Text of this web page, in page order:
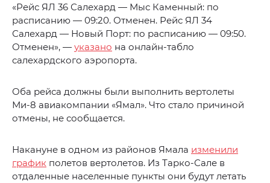
«Рейс ЯЛ 36 Салехард — Мыс Каменный: по
расписанию — 09:20. Отменен. Рейс ЯЛ 34
Салехард — Новый Порт: по расписанию — 09:50.
Отменен», — указано на онлайн-табло
салехардского аэропорта.
Оба рейса должны были выполнить вертолеты
Ми-8 авиакомпании «Ямал». Что стало причиной
отмены, не сообщается.
Накануне в одном из районов Ямала изменили
график полетов вертолетов. Из Тарко-Сале в
отдаленные населенные пункты они будут летать